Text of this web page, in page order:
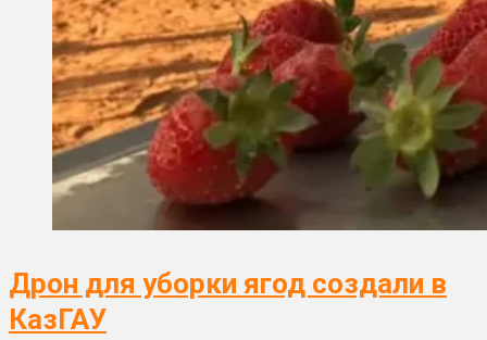
Дрон для уборки ягод создали в
КазГАУ